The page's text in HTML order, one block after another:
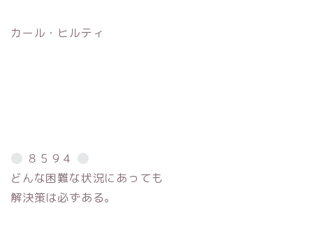
カール・ヒルティ
８５９４
どんな困難な状況にあっても
解決策は必ずある。